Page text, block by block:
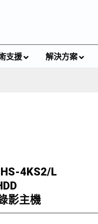
支援 解決方案
4KS2/L
影主機